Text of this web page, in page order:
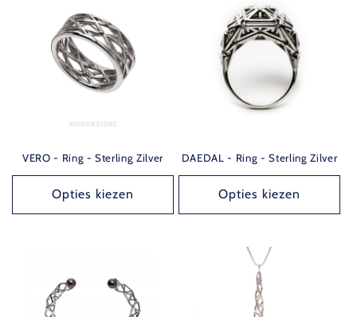
VERO - Ring - Sterling Zilver
Opties kiezen
DAEDAL - Ring - Sterling Zilver
Opties kiezen